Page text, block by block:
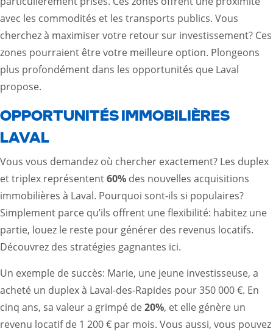
avec les commodités et les transports publics. Vous
cherchez à maximiser votre retour sur investissement? Ces
zones pourraient être votre meilleure option. Plongeons
plus profondément dans les opportunités que Laval
propose.
OPPORTUNITÉS IMMOBILIÈRES
LAVAL
Vous vous demandez où chercher exactement? Les duplex
et triplex représentent60% des nouvelles acquisitions
immobilières à Laval. Pourquoi sont-ils si populaires?
Simplement parce qu’ils offrent une flexibilité: habitez une
partie, louez le reste pour générer des revenus locatifs.
Découvrez des stratégies gagnantes ici.
Un exemple de succès: Marie, une jeune investisseuse, a
acheté un duplex à Laval-des-Rapides pour 350 000 €. En
cinq ans, sa valeur a grimpé de20%, et elle génère un
revenu locatif de 1 200 € par mois. Vous aussi, vous pouvez